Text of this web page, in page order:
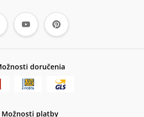
doručenia
Možnosti platby